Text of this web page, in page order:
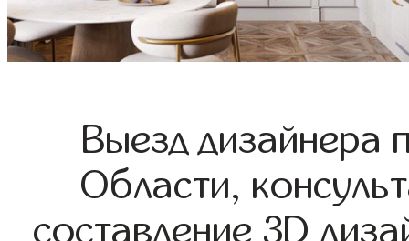
Выезд дизайнера
Области,
составление 3D